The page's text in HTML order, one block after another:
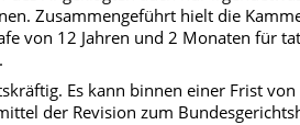
Zusammengeführt hielt die
von 12 Jahren und 2 Monaten für
Es kann binnen einer Frist
der Revision zum